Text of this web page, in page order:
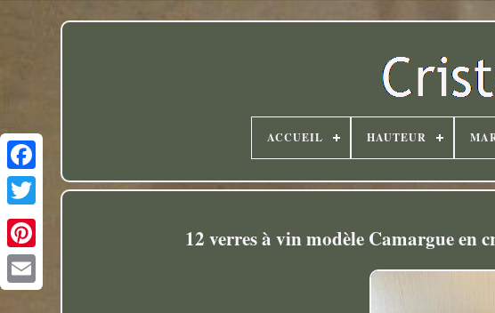
Twitter
ACCUEIL HAUTEUR
12 verres à vin modèle Camargue en